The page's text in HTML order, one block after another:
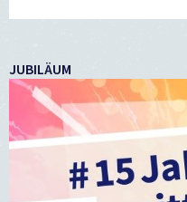
JUBILÄUM